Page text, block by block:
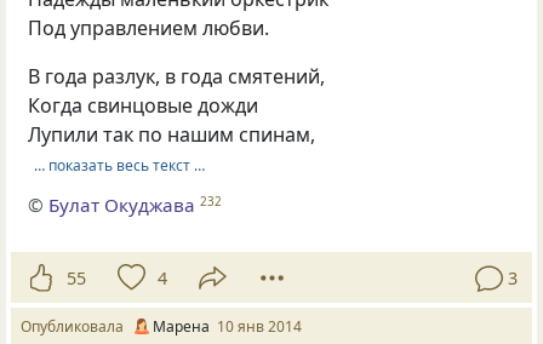
Под управлением любви.
В года разлук, в года смятений,
Когда свинцовые дожди
Лупили так по нашим спинам,
… показать весь текст …
© Булат Окуджава 232
55 4 3
Опубликовала Марена 10 янв 2014